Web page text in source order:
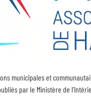
municipales et
par le Ministère de